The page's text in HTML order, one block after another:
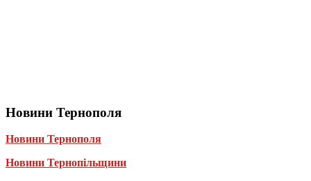
Новини Тернополя
Новини Тернополя
Новини Тернопільщини